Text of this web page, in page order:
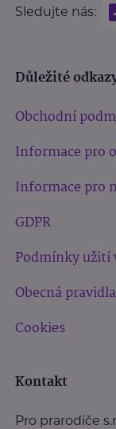
Sledujte nás:
Důležité
Obchodní
Informace pro
Informace pro
GDPR
Podmínky užití
Obecná
Cookies
Kontakt
Pro prarodiče